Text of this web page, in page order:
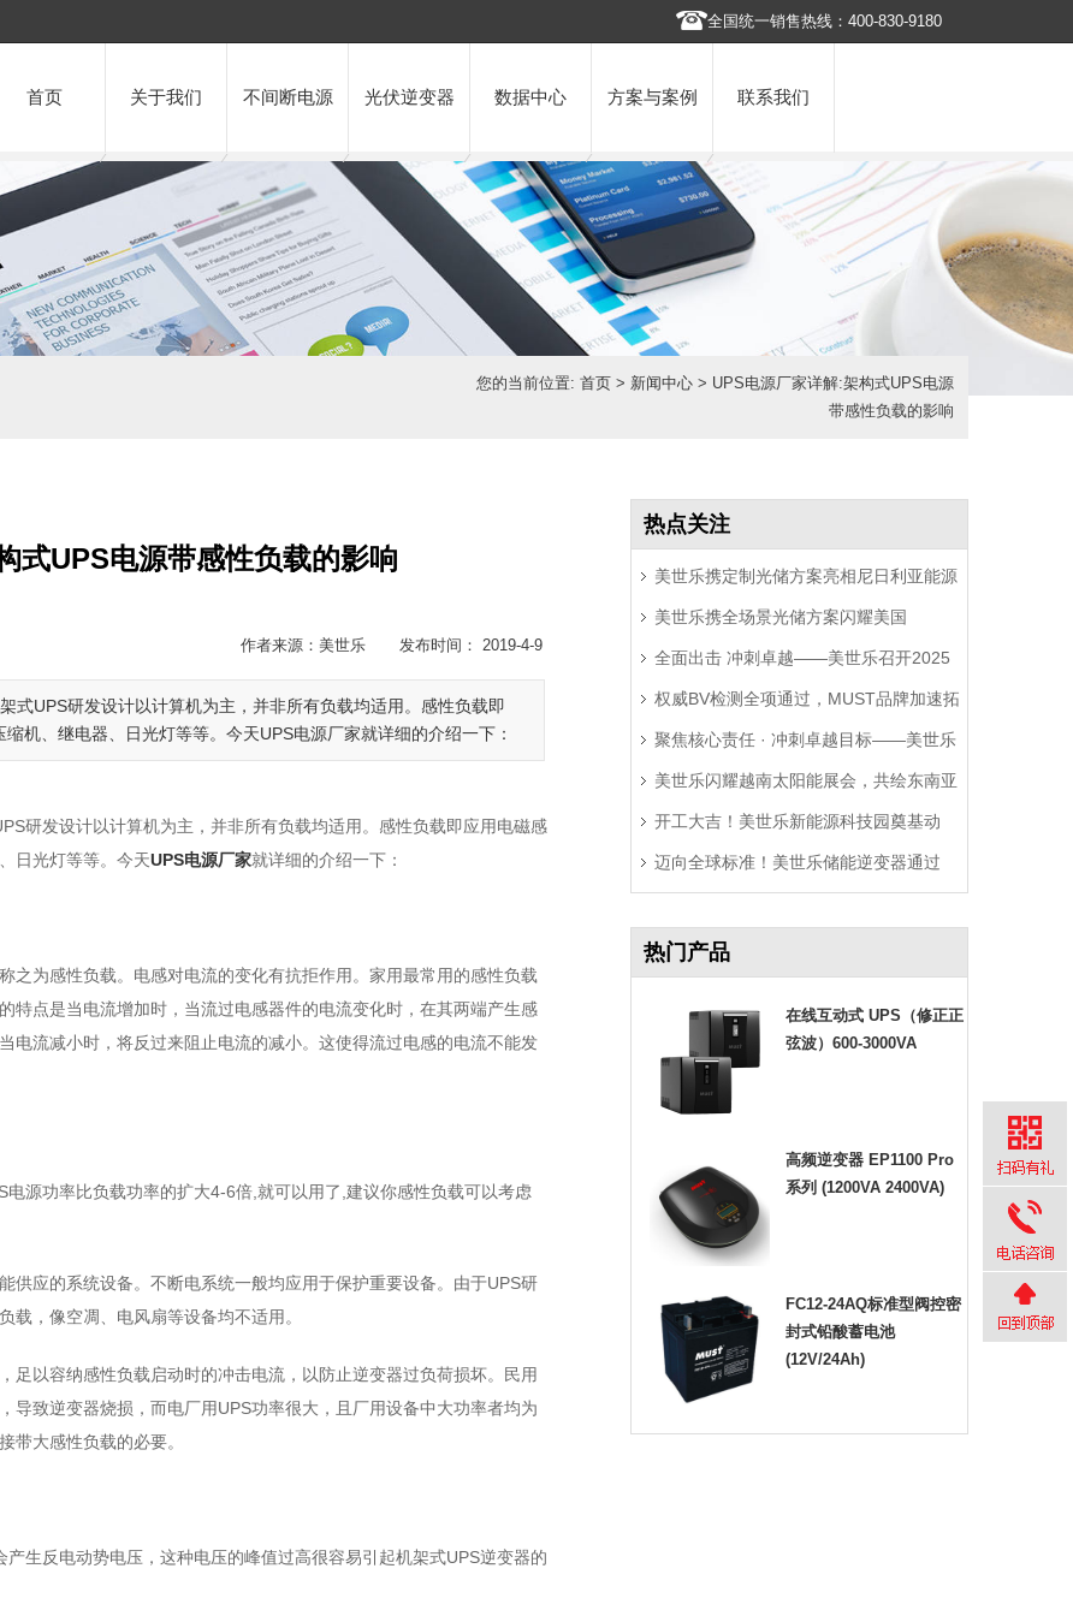
全国统一销售热线：400-830-9180
首页 关于我们 不间断电源 光伏逆变器 数据中心 方案与案例 联系我们
您的当前位置:首页 > 新闻中心 > UPS电源厂家详解:架构式UPS电源
带感性负载的影响
式UPS电源带感性负载的影响
作者来源：美世乐 发布时间： 2019-4-9
式UPS研发设计以计算机为主，并非所有负载均适用。感性负载即
机、继电器、日光灯等等。今天UPS电源厂家就详细的介绍一下：
研发设计以计算机为主，并非所有负载均适用。感性负载即应用电磁感
日光灯等等。今天UPS电源厂家就详细的介绍一下：
之为感性负载。电感对电流的变化有抗拒作用。家用最常用的感性负载
特点是当电流增加时，当流过电感器件的电流变化时，在其两端产生感
电流减小时，将反过来阻止电流的减小。这使得流过电感的电流不能发
源功率比负载功率的扩大4-6倍,就可以用了,建议你感性负载可以考虑
供应的系统设备。不断电系统一般均应用于保护重要设备。由于UPS研
载，像空凋、电风扇等设备均不适用。
足以容纳感性负载启动时的冲击电流，以防止逆变器过负荷损坏。民用
导致逆变器烧损，而电厂用UPS功率很大，且厂用设备中大功率者均为
带大感性负载的必要。
生反电动势电压，这种电压的峰值过高很容易引起机架式UPS逆变器的
热点关注
美世乐携定制光储方案亮相尼日利亚能源
展，精准破解西非用电难题
美世乐携全场景光储方案闪耀美国
RE+展，深耕北美赋能零碳转型
全面出击 冲刺卓越——美世乐召开2025
年中营销工作会议
权威BV检测全项通过，MUST品牌加速拓
局拉美市场
聚焦核心责任 · 冲刺卓越目标——美世乐
2025年中会议圆满举行
美世乐闪耀越南太阳能展会，共绘东南亚
绿色能源新图景
开工大吉！美世乐新能源科技园奠基动
工，迈向全球绿色智造新征程
迈向全球标准！美世乐储能逆变器通过
热门产品
在线互动式 UPS（修正正
弦波）600-3000VA
高频逆变器 EP1100 Pro
系列 (1200VA 2400VA)
FC12-24AQ标准型阀控密
封式铅酸蓄电池
(12V/24Ah)